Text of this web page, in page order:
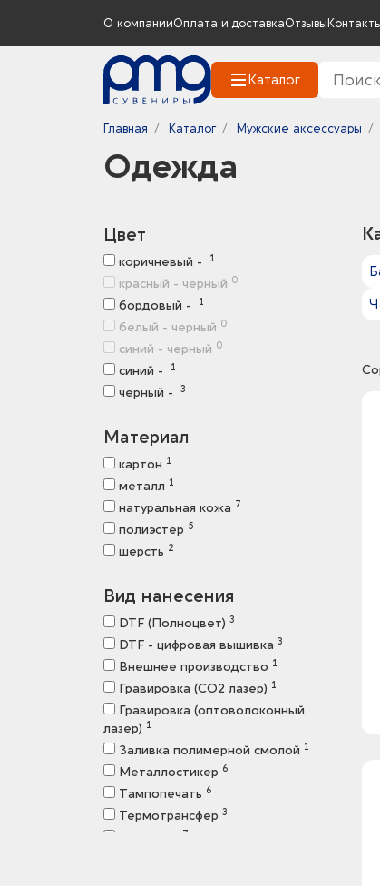
О компанииОплата и доставкаОтзывы
Каталог
Главная Каталог Мужские аксессуары
Одежда
Цвет
коричневый - 1
красный - черный 0
бордовый - 1
белый - черный 0
синий - черный 0
синий - 1
черный - 3
Материал
картон 1
металл 1
натуральная кожа 7
полиэстер 5
шерсть 2
Вид нанесения
DTF (Полноцвет) 3
DTF - цифровая вышивка 3
Внешнее производство 1
Гравировка (CO2 лазер) 1
Гравировка (оптоволоконный
лазер) 1
Заливка полимерной смолой 1
Металлостикер 6
Тампопечать 6
Термотрансфер 3
7